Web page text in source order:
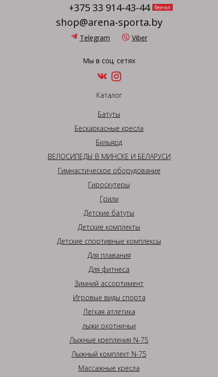
+375 33 914-43-44
безнал
shop@arena-sporta.by
Telegram Viber
Мы в соц. сетях
Каталог
Батуты
Бескаркасные кресла
Бильярд
ВЕЛОСИПЕДЫ В МИНСКЕ И БЕЛАРУСИ
Гимнастическое оборудование
Гироскутеры
Грили
Детские батуты
Детские комплекты
Детские спортивные комплексы
Для плавания
Для фитнеса
Зимний ассортимент
Игровые виды спорта
Легкая атлетика
лыжи охотничьи
Лыжные крепления N-75
Лыжный комплект N-75
Массажные кресла